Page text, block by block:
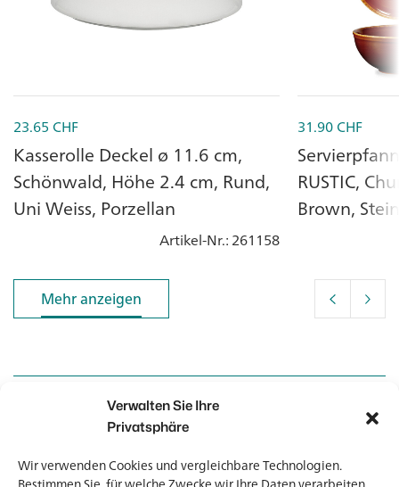
Verwalten Sie Ihre
Privatsphäre
Wir verwenden Cookies und vergleichbare Technologien.
23.65 CHF
Kasserolle Deckel ø 11.6 cm,
Schönwald, Höhe 2.4 cm, Rund,
Uni Weiss, Porzellan
Artikel-Nr.: 261158
31.90CHF
RUSTIC,
Brown,
Mehr anzeigen
Mehr anzeigen
Kontakt
Kontakt
Newsletter
Newsletter